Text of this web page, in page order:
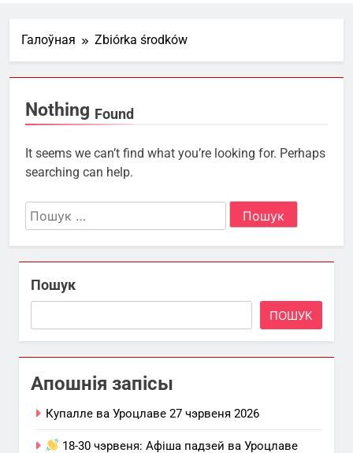
Галоўная Zbiórka środków
Nothing Found
It seems we can’t find what you’re looking for. Perhaps
searching can help.
Пошук:
Пошук
ПОШУК
Апошнія запісы
Купалле ва Уроцлаве 27 чэрвеня 2026
18-30 чэрвеня: Афіша падзей ва Уроцлаве